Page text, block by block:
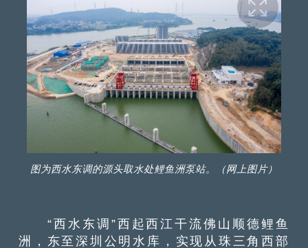
图为西水东调的源头取水处鲤鱼洲泵站。（网上图片）
“西水东调”西起西江干流佛山顺德鲤鱼
洲，东至深圳公明水库，实现从珠三角西部